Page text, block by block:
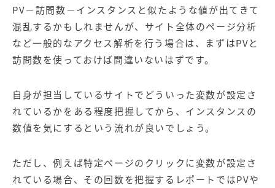
PV－訪問数－インスタンスと似たような値が出てきて
混乱するかもしれませんが、サイト全体のページ分析
など一般的なアクセス解析を行う場合は、まずはPVと
訪問数を使っておけば間違いないはずです。
自身が担当しているサイトでどういった変数が設定さ
れているかをある程度把握してから、インスタンスの
数値を気にするという流れが良いでしょう。
ただし、例えば特定ページのクリックに変数が設定さ
れている場合、その回数を把握するレポートではPVや